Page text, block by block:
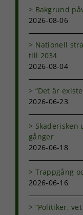
Bakgrund
2026-08-06
Nationell
till 2034
2026-08-04
”Det är
2026-06-23
Skaderisken
gånger
2026-06-18
Trappgång
2026-06-16
”Politiker,